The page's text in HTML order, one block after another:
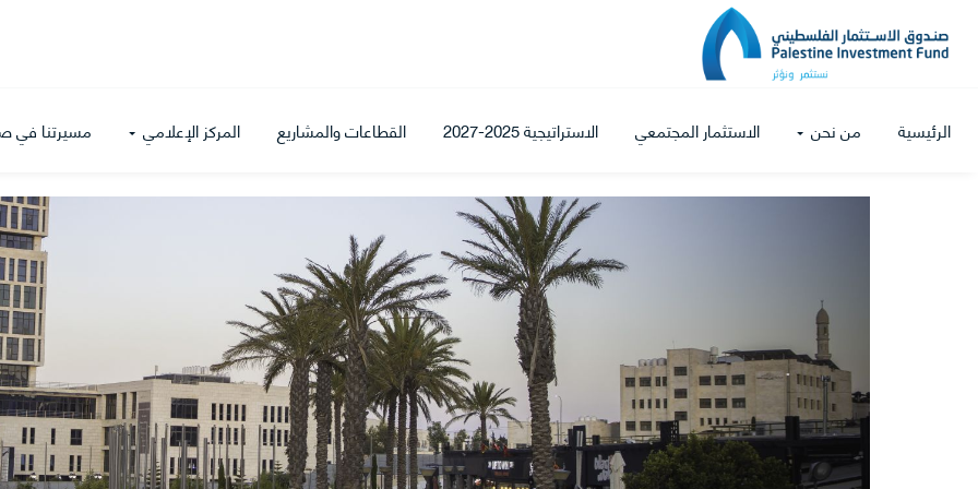
الرئيسية من نحن الاستثمار المجتمعي الاستراتيجية 2025-2027 القطاعات والمشاريع المركز الإعلامي مسيرتنا في